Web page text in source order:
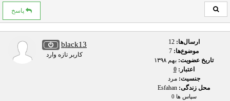
پاسخ
black13
کاربر تازه وارد
ارسال‌ها:12
موضوع‌ها:
تاریخ عضویت: بهم ۱۳۹۸
اعتبار:0
جنسیت: مرد
محل زندگی:
سپاس ها 0